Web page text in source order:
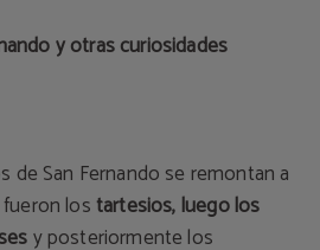
y otras curiosidades
de San Fernando se remontan a
lostartesios, luego los
y posteriormente los